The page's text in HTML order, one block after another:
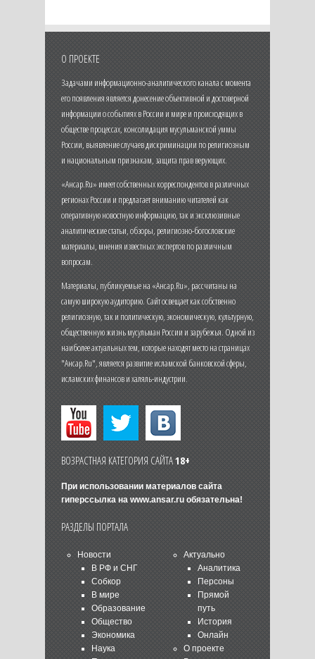
О ПРОЕКТЕ
Задачами информационно-аналитического канала с момента
его появления является донесение объективной и достоверной
информации о событиях в России и мире и происходящих в
обществе процессах, консолидация мусульманской уммы
России, выявление случаев дискриминации по религиозным
и национальным признакам, защита прав верующих.
«Ансар.Ru» имеет собственных корреспондентов в различных
регионах России и предлагает вниманию читателей как
оперативную новостную информацию, так и эксклюзивные
аналитические статьи, обзоры, религиозно-богословские
материалы, мнения известных экспертов по различным
вопросам.
Материалы, публикуемые на «Ансар.Ru», рассчитаны на
самую широкую аудиторию. Сайт освещает как собственно
религиозную, так и политическую, экономическую, культурную,
общественную жизнь мусульман России и зарубежья. Одной из
наиболее актуальных тем, которые находят место на страницах
"Ансар.Ru", является развитие исламской банковской сферы,
исламских финансов и халяль-индустрии.
ВОЗРАСТНАЯ КАТЕГОРИЯ САЙТА18+
При использовании материалов сайта
гиперссылка на www.ansar.ruобязательна!
РАЗДЕЛЫ ПОРТАЛА
Новости
В РФ и СНГ
Собкор
В мире
Образование
Общество
Экономика
Наука
Актуально
Аналитика
Персоны
Прямой
путь
История
Онлайн
О проекте